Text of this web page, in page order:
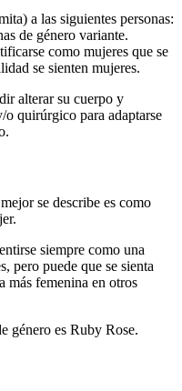
a las siguientes personas:
de género variante.
como mujeres que se
se sienten mujeres.
alterar su cuerpo y
o quirúrgico para adaptarse
se describe es como
siempre como una
pero puede que se sienta
más femenina en otros
género es Ruby Rose.